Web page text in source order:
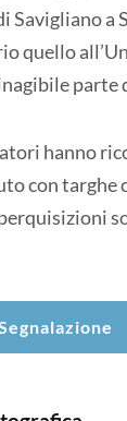
Savigliano a
quello
parte
hanno
con targhe